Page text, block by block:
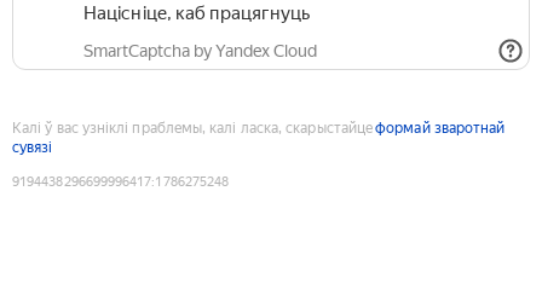
Націсніце, каб працягнуць
SmartCaptcha by Yandex Cloud
Калі ў вас узніклі праблемы, калі ласка, скарыстайцеформай зваротнай
сувязі
9194438296699996417:1786275248